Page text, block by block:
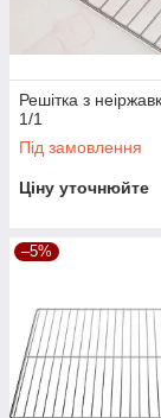
Решітка з
1/1
Під замовлення
Ціну уточнюйте
–5%